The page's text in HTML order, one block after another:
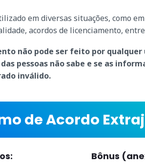
em diversas situações, como
acordos de licenciamento,
não pode ser feito por
pessoas não sabe e se as
inválido.
de Acordo
Bônus